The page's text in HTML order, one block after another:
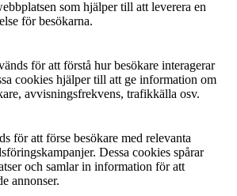
som hjälper till att leverera en
för besökarna.
för att förstå hur besökare interagerar
cookies hjälper till att ge information om
avvisningsfrekvens, trafikkälla osv.
för att förse besökare med relevanta
Dessa cookies spårar
och samlar in information för att
annonser.